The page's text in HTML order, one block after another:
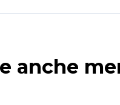
anche